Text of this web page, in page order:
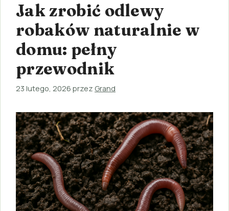
Jak zrobić odlewy
robaków naturalnie w
domu: pełny
przewodnik
23 lutego, 2026 przez Grand